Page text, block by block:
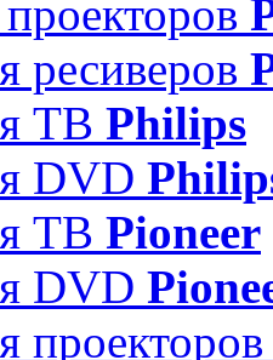
ресиверов
ТВ Philips
DVD
ТВ Pioneer
DVD